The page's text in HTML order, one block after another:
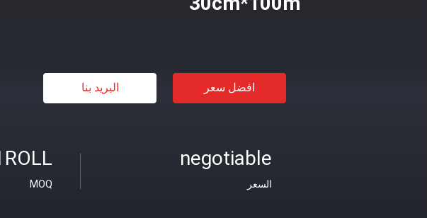
افضل سعر البريد بنا
MOQ
negotiable
السعر